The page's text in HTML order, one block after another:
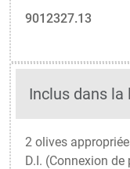
9012327.13
Inclus dans la
2 olives
D.I. (Connexion